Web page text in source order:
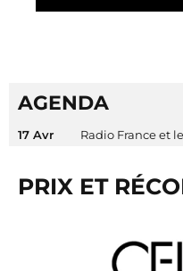
AGENDA
17 Avr Radio France et
PRIX ET